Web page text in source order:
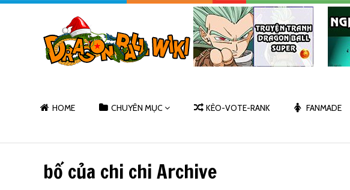
HOME CHUYÊN MỤC KÈO-VOTE-RANK FANMADE
bố của chi chi Archive